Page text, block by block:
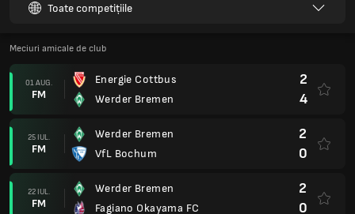
Toate competițiile
Meciuri amicale de club
01 AUG.
FM
Energie Cottbus
Werder Bremen
2
4
25 IUL.
FM
Werder Bremen
VfL Bochum
2
0
22 IUL.
FM
Werder Bremen
Fagiano Okayama FC
2
0